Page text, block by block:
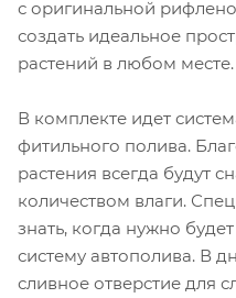
с оригинальной
создать идеальное
растений в любом месте.
В комплекте идет
фитильного полива.
растения всегда будут
количеством влаги.
знать, когда нужно
систему автополива. В
сливное отверстие для